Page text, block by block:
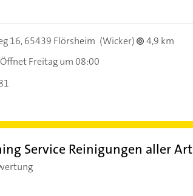
16,65439 Flörsheim (Wicker)
4,9 km
Öffnet Freitag um 08:00
Service Reinigungen aller Art